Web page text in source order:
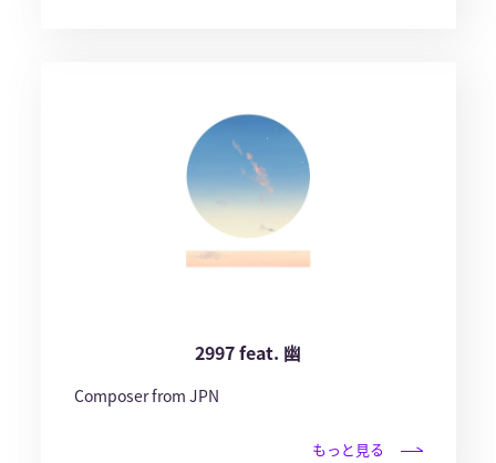
2997 feat. 幽
Composer from JPN
もっと見る